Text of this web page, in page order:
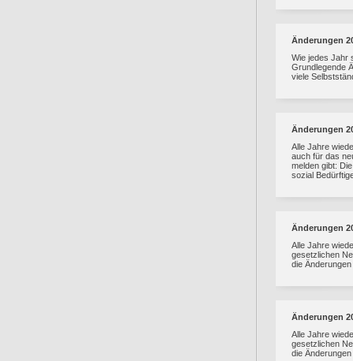
Änderungen
Wie jedes Jahr
Grundlegende
viele
Änderungen
Alle Jahre
auch für das
melden gibt:
sozial
Änderungen
Alle Jahre
gesetzlichen
die
Änderungen
Alle Jahre
gesetzlichen
die